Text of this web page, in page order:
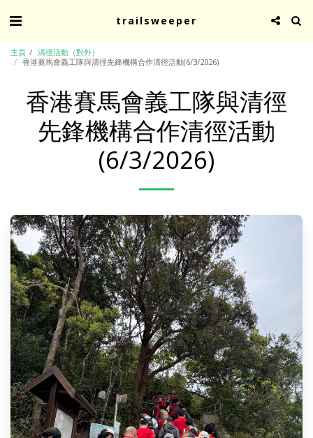
trailsweeper
主頁
清徑活動（對外）
香港賽馬會義工隊與清徑先鋒機構合作清徑活動(6/3/2026)
香港賽馬會義工隊與清徑
先鋒機構合作清徑活動
(6/3/2026)